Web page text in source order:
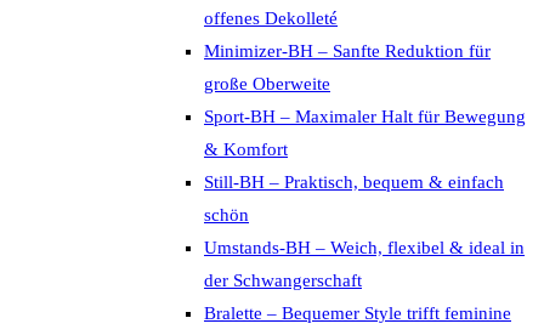
offenes Dekolleté
Minimizer-BH – Sanfte Reduktion für
große Oberweite
Sport-BH – Maximaler Halt für Bewegung
& Komfort
Still-BH – Praktisch, bequem & einfach
schön
Umstands-BH – Weich, flexibel & ideal in
der Schwangerschaft
Bralette – Bequemer Style trifft feminine